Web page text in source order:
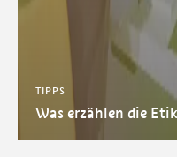
TIPPS
Was erzählen die